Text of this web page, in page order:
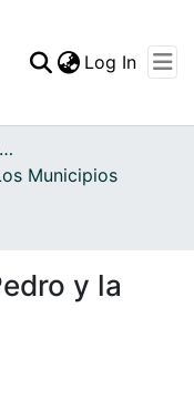
Statistics
Log In
Archivo del Patrimonio Fotográfico y Fílmico del Valle del Cauca
Municipios
y la